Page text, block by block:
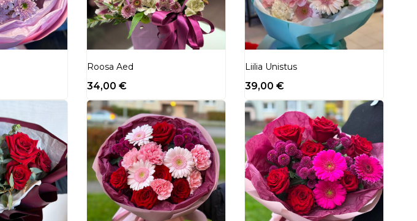
Roosa Aed
34,00 €
Liilia Unistus
39,00 €